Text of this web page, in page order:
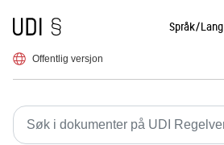
Til forsiden Språk/Lang
Offentlig versjon
UDI Regelverk